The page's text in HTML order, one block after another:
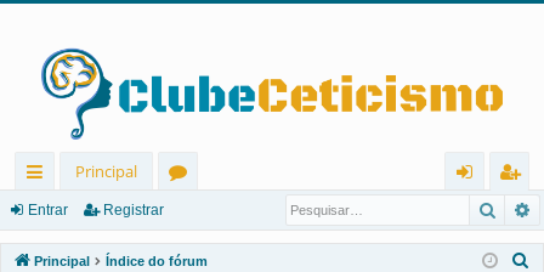
in
ks
Principal
u
ra
eg
ist
Entrar Registrar
Principal Índice do fórum